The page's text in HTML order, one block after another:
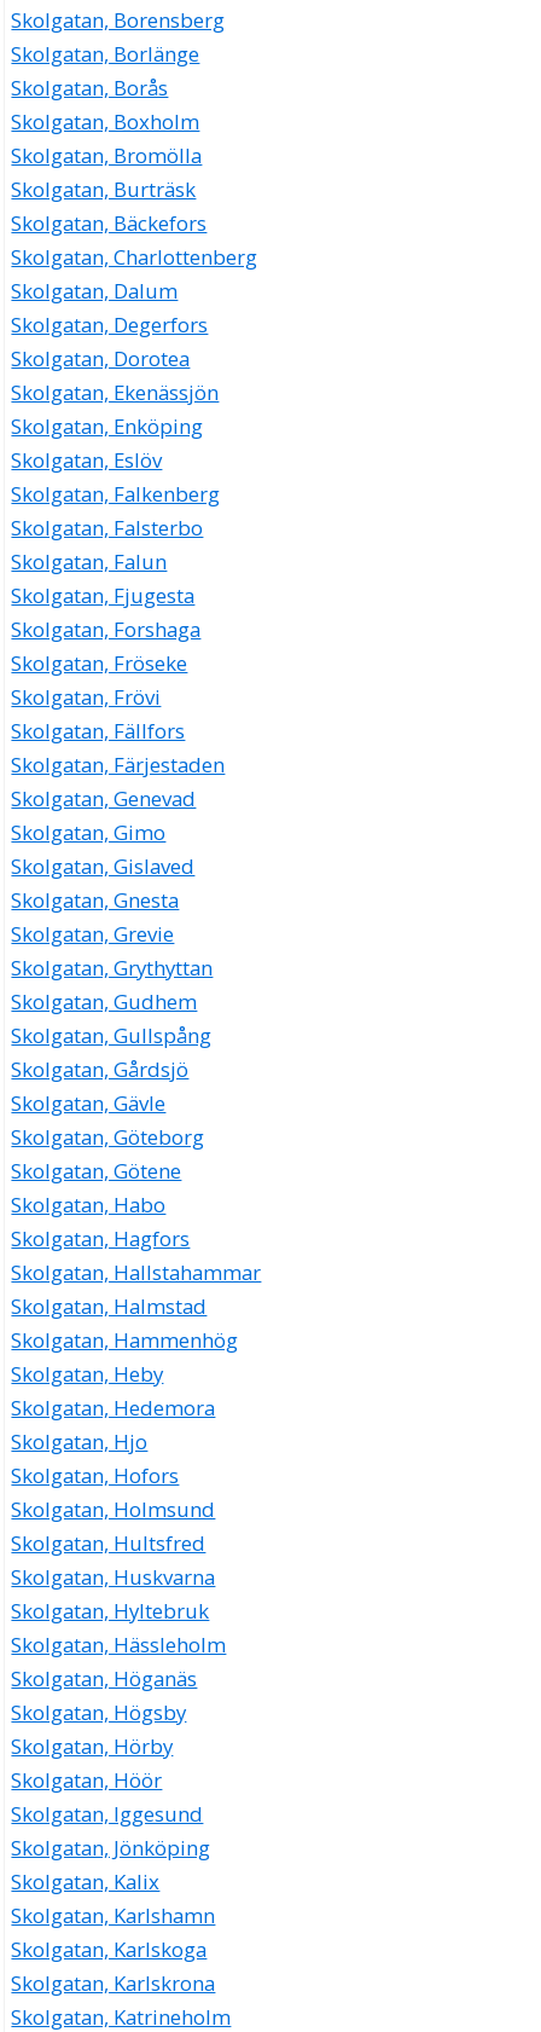
Skolgatan, Borensberg
Skolgatan, Borlänge
Skolgatan, Borås
Skolgatan, Boxholm
Skolgatan, Bromölla
Skolgatan, Burträsk
Skolgatan, Bäckefors
Skolgatan, Charlottenberg
Skolgatan, Dalum
Skolgatan, Degerfors
Skolgatan, Dorotea
Skolgatan, Ekenässjön
Skolgatan, Enköping
Skolgatan, Eslöv
Skolgatan, Falkenberg
Skolgatan, Falsterbo
Skolgatan, Falun
Skolgatan, Fjugesta
Skolgatan, Forshaga
Skolgatan, Fröseke
Skolgatan, Frövi
Skolgatan, Fällfors
Skolgatan, Färjestaden
Skolgatan, Genevad
Skolgatan, Gimo
Skolgatan, Gislaved
Skolgatan, Gnesta
Skolgatan, Grevie
Skolgatan, Grythyttan
Skolgatan, Gudhem
Skolgatan, Gullspång
Skolgatan, Gårdsjö
Skolgatan, Gävle
Skolgatan, Göteborg
Skolgatan, Götene
Skolgatan, Habo
Skolgatan, Hagfors
Skolgatan, Hallstahammar
Skolgatan, Halmstad
Skolgatan, Hammenhög
Skolgatan, Heby
Skolgatan, Hedemora
Skolgatan, Hjo
Skolgatan, Hofors
Skolgatan, Holmsund
Skolgatan, Hultsfred
Skolgatan, Huskvarna
Skolgatan, Hyltebruk
Skolgatan, Hässleholm
Skolgatan, Höganäs
Skolgatan, Högsby
Skolgatan, Hörby
Skolgatan, Höör
Skolgatan, Iggesund
Skolgatan, Jönköping
Skolgatan, Kalix
Skolgatan, Karlshamn
Skolgatan, Karlskoga
Skolgatan, Karlskrona
Skolgatan, Katrineholm